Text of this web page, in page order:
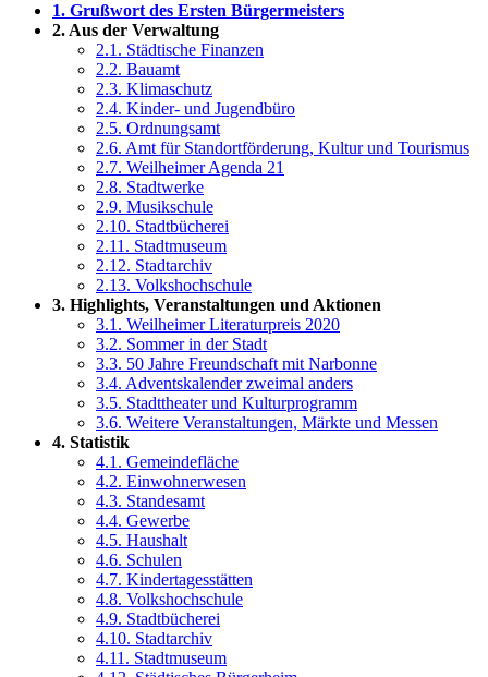
1. Grußwort des Ersten Bürgermeisters
2. Aus der Verwaltung
2.1. Städtische Finanzen
2.2. Bauamt
2.3. Klimaschutz
2.4. Kinder- und Jugendbüro
2.5. Ordnungsamt
2.6. Amt für Standortförderung, Kultur und Tourismus
2.7. Weilheimer Agenda 21
2.8. Stadtwerke
2.9. Musikschule
2.10. Stadtbücherei
2.11. Stadtmuseum
2.12. Stadtarchiv
2.13. Volkshochschule
3. Highlights, Veranstaltungen und Aktionen
3.1. Weilheimer Literaturpreis 2020
3.2. Sommer in der Stadt
3.3. 50 Jahre Freundschaft mit Narbonne
3.4. Adventskalender zweimal anders
3.5. Stadttheater und Kulturprogramm
3.6. Weitere Veranstaltungen, Märkte und Messen
4. Statistik
4.1. Gemeindefläche
4.2. Einwohnerwesen
4.3. Standesamt
4.4. Gewerbe
4.5. Haushalt
4.6. Schulen
4.7. Kindertagesstätten
4.8. Volkshochschule
4.9. Stadtbücherei
4.10. Stadtarchiv
4.11. Stadtmuseum